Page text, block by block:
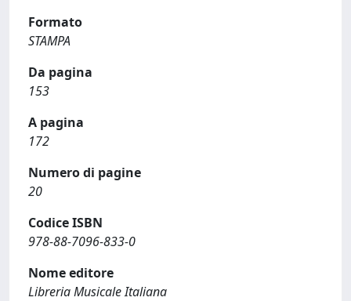
Formato
STAMPA
Da pagina
153
A pagina
172
Numero di pagine
20
Codice ISBN
978-88-7096-833-0
Nome editore
Libreria Musicale Italiana